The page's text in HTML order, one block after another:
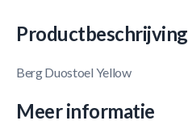
Productbeschrijving
Berg Duostoel Yellow
Meer informatie